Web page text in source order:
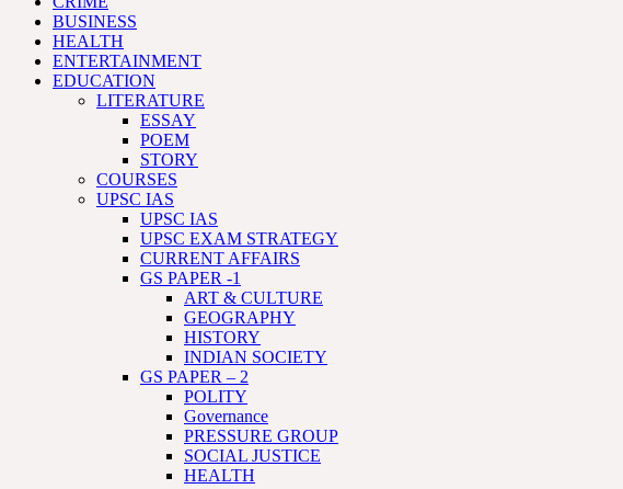
BUSINESS
HEALTH
ENTERTAINMENT
EDUCATION
LITERATURE
ESSAY
POEM
STORY
COURSES
UPSC IAS
UPSC IAS
UPSC EXAM STRATEGY
CURRENT AFFAIRS
GS PAPER -1
ART & CULTURE
GEOGRAPHY
HISTORY
INDIAN SOCIETY
GS PAPER – 2
POLITY
Governance
PRESSURE GROUP
SOCIAL JUSTICE
HEALTH